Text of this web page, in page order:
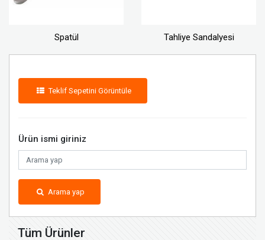
Tüm Ürünler
Spatül Tahliye Sandalyesi
Teklif Sepetini Görüntüle
Ürün ismi giriniz
Arama yap